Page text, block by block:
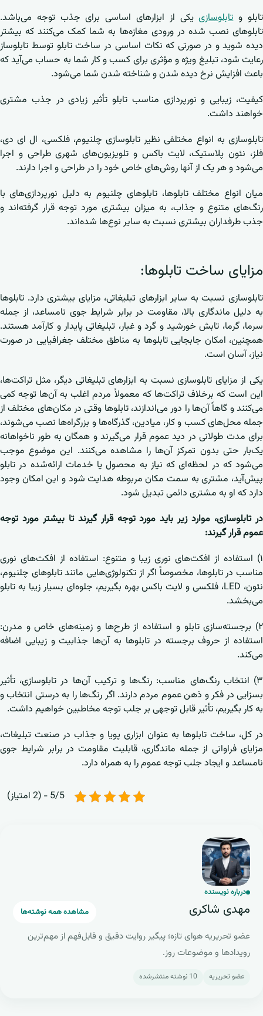
تابلو وتابلوسازییکی از ابزارهای اساسی برای جذب توجه می‌باشد.
تابلوهای نصب شده در ورودی مغازه‌ها به شما کمک می‌کنند که بیشتر
دیده شوید و در صورتی که نکات اساسی در ساخت تابلو توسط تابلوساز
رعایت شود، تبلیغ ویژه و مؤثری برای کسب و کار شما به حساب می‌آید که
باعث افزایش نرخ دیده شدن و شناخته شدن شما می‌شود.
کیفیت، زیبایی و نورپردازی مناسب تابلو تأثیر زیادی در جذب مشتری
خواهند داشت.
تابلوسازی به انواع مختلفی نظیر تابلوسازی چلنیوم، فلکسی، ال ای دی،
فلز، نئون پلاستیک، لایت باکس و تلویزیون‌های شهری طراحی و اجرا
می‌شود و هر یک از آنها روش‌های خاص خود را در طراحی و اجرا دارند.
میان انواع مختلف تابلوها، تابلوهای چلنیوم به دلیل نورپردازی‌های با
رنگ‌های متنوع و جذاب، به میزان بیشتری مورد توجه قرار گرفته‌اند و
جذب طرفداران بیشتری نسبت به سایر نوع‌ها شده‌اند.
مزایای ساخت تابلوها:
تابلوسازی نسبت به سایر ابزارهای تبلیغاتی، مزایای بیشتری دارد. تابلوها
به دلیل ماندگاری بالا، مقاومت در برابر شرایط جوی نامساعد، از جمله
سرما، گرما، تابش خورشید و گرد و غبار، تبلیغاتی پایدار و کارآمد هستند.
همچنین، امکان جابجایی تابلوها به مناطق مختلف جغرافیایی در صورت
نیاز، آسان است.
یکی از مزایای تابلوسازی نسبت به ابزارهای تبلیغاتی دیگر، مثل تراکت‌ها،
این است که برخلاف تراکت‌ها که معمولاً مردم اغلب به آن‌ها توجه کمی
می‌کنند و گاهاً آن‌ها را دور می‌اندازند، تابلوها وقتی در مکان‌های مختلف از
جمله محل‌های کسب و کار، میادین، گذرگاه‌ها و بزرگراه‌ها نصب می‌شوند،
برای مدت طولانی در دید عموم قرار می‌گیرند و همگان به طور ناخواهانه
یک‌بار حتی بدون تمرکز آن‌ها را مشاهده می‌کنند. این موضوع موجب
می‌شود که در لحظه‌ای که نیاز به محصول یا خدمات ارائه‌شده در تابلو
پیش‌آید، مشتری به سمت مکان مربوطه هدایت شود و این امکان وجود
دارد که او به مشتری دائمی تبدیل شود.
در تابلوسازی، موارد زیر باید مورد توجه قرار گیرند تا بیشتر مورد توجه
عموم قرار گیرند:
۱) استفاده از افکت‌های نوری زیبا و متنوع: استفاده از افکت‌های نوری
مناسب در تابلوها، مخصوصاً اگر از تکنولوژی‌هایی مانند تابلوهای چلنیوم،
نئون، LED، فلکسی و لایت باکس بهره بگیریم، جلوه‌ای بسیار زیبا به تابلو
می‌بخشد.
۲) برجسته‌سازی تابلو و استفاده از طرح‌ها و زمینه‌های خاص و مدرن:
استفاده از حروف برجسته در تابلوها به آن‌ها جذابیت و زیبایی اضافه
می‌کند.
۳) انتخاب رنگ‌های مناسب: رنگ‌ها و ترکیب آن‌ها در تابلوسازی، تأثیر
بسزایی در فکر و ذهن عموم مردم دارند. اگر رنگ‌ها را به درستی انتخاب و
به کار بگیریم، تأثیر قابل توجهی بر جلب توجه مخاطبین خواهیم داشت.
در کل، ساخت تابلوها به عنوان ابزاری پویا و جذاب در صنعت تبلیغات،
مزایای فراوانی از جمله ماندگاری، قابلیت مقاومت در برابر شرایط جوی
نامساعد و ایجاد جلب توجه عموم را به همراه دارد.
5/5 - (2 امتیاز)
م
درباره نویسنده
مهدی شاکری مشاهده همه نوشته‌ها
عضو تحریریه هوای تازه؛ پیگیر روایت دقیق و قابل‌فهم از مهم‌ترین
رویدادها و موضوعات روز.
عضو تحریریه 10 نوشته منتشرشده